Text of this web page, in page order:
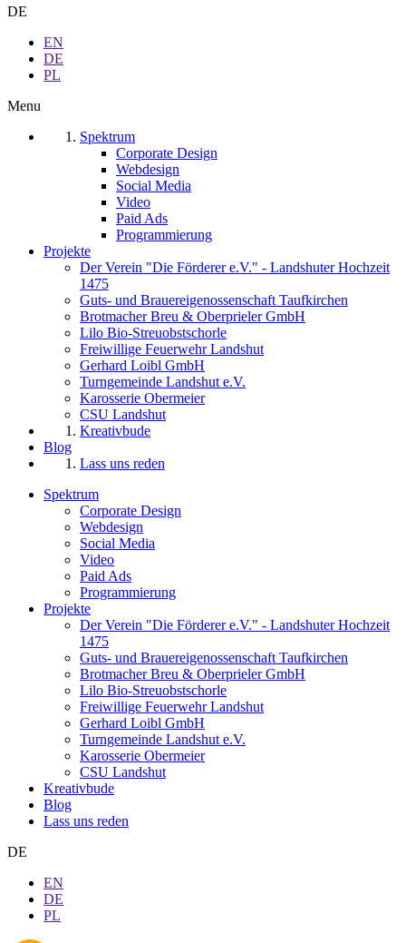
DE
EN
DE
PL
Menu
Spektrum
Corporate Design
Webdesign
Social Media
Video
Paid Ads
Programmierung
Projekte
Der Verein "Die Förderer e.V." - Landshuter Hochzeit
1475
Guts- und Brauereigenossenschaft Taufkirchen
Brotmacher Breu & Oberprieler GmbH
Lilo Bio-Streuobstschorle
Freiwillige Feuerwehr Landshut
Gerhard Loibl GmbH
Turngemeinde Landshut e.V.
Karosserie Obermeier
CSU Landshut
Kreativbude
Blog
Lass uns reden
Spektrum
Corporate Design
Webdesign
Social Media
Video
Paid Ads
Programmierung
Projekte
Der Verein "Die Förderer e.V." - Landshuter Hochzeit
1475
Guts- und Brauereigenossenschaft Taufkirchen
Brotmacher Breu & Oberprieler GmbH
Lilo Bio-Streuobstschorle
Freiwillige Feuerwehr Landshut
Gerhard Loibl GmbH
Turngemeinde Landshut e.V.
Karosserie Obermeier
CSU Landshut
Kreativbude
Blog
Lass uns reden
DE
EN
DE
PL